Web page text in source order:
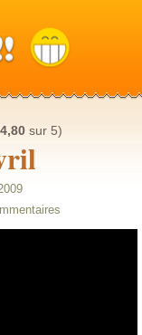
4,80sur 5)